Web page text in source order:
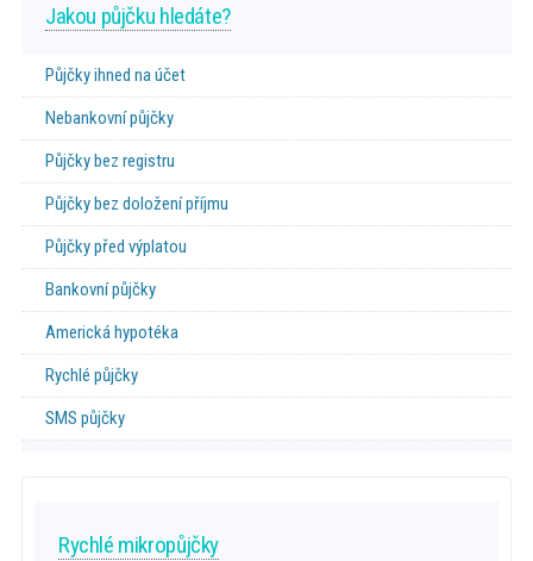
Jakou půjčku hledáte?
Půjčky ihned na účet
Nebankovní půjčky
Půjčky bez registru
Půjčky bez doložení příjmu
Půjčky před výplatou
Bankovní půjčky
Americká hypotéka
Rychlé půjčky
SMS půjčky
Rychlé mikropůjčky